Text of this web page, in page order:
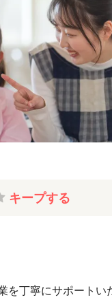
キープする
丁寧にサポートい